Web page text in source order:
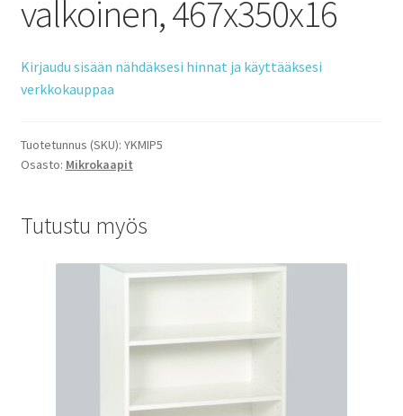
valkoinen, 467x350x16
Kirjaudu sisään nähdäksesi hinnat ja käyttääksesi
verkkokauppaa
Tuotetunnus (SKU): YKMIP5
Osasto: Mikrokaapit
Tutustu myös